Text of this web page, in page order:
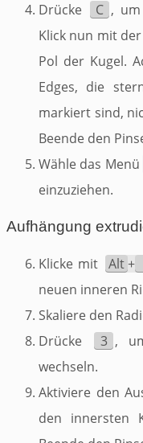
Drücke
C ,
Klick nun mit
Pol der Kugel.
Edges, die
markiert sind,
Beende den
Wähle das Menü
einzuziehen.
Aufhängung
Klicke mit Alt +
neuen inneren
Skaliere den
Drücke
3 ,
wechseln.
Aktiviere den
den innersten